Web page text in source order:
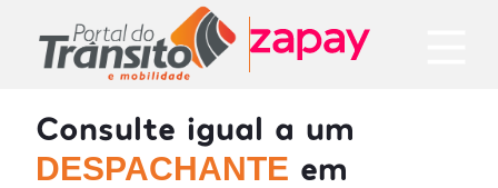
Consulte igual a um
DESPACHANTE em